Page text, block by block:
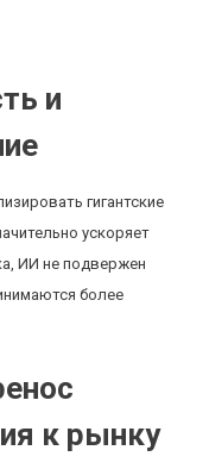
и
гигантские
ускоряет
ИИ не подвержен
более
к рынку